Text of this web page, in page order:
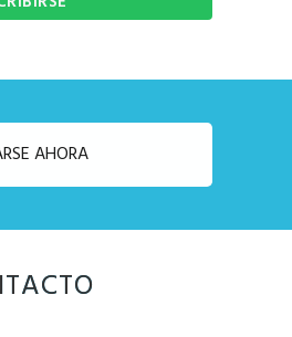
AHORA